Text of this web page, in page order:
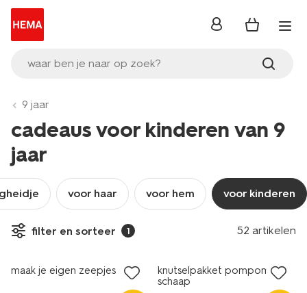
waar ben je naar op zoek?
inloggen
9 jaar
cadeaus voor kinderen van 9
jaar
voor haar voor hem voor kinderen
filter en sorteer 1 52 artikelen
nieuw
maak je eigen zeepjes
knutselpakket pompomset
schaap